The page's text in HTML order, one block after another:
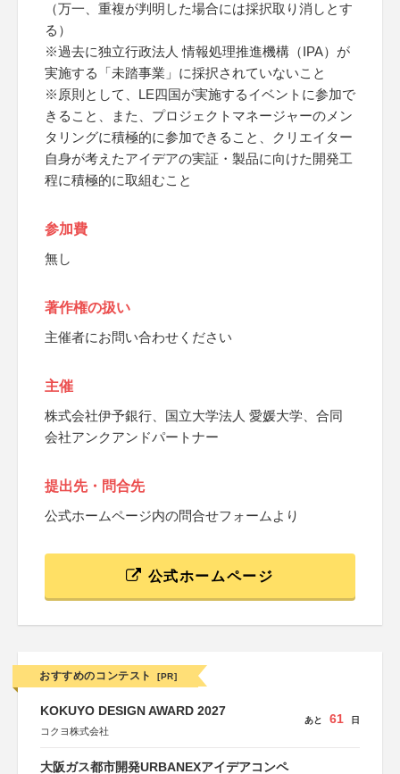
（万一、重複が判明した場合には採択取り消しとす
る）
※過去に独立行政法人 情報処理推進機構（IPA）が
実施する「未踏事業」に採択されていないこと
※原則として、LE四国が実施するイベントに参加で
きること、また、プロジェクトマネージャーのメン
タリングに積極的に参加できること、クリエイター
自身が考えたアイデアの実証・製品に向けた開発工
程に積極的に取組むこと
参加費
無し
著作権の扱い
主催者にお問い合わせください
主催
株式会社伊予銀行、国立大学法人 愛媛大学、合同
会社アンクアンドパートナー
提出先・問合先
公式ホームページ内の問合せフォームより
公式ホームページ
おすすめのコンテスト [PR]
KOKUYO DESIGN AWARD 2027
コクヨ株式会社
あと 61 日
大阪ガス都市開発URBANEXアイデアコンペ